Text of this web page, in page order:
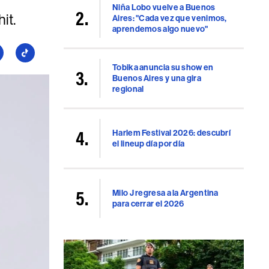
Seguí
Niña Lobo vuelve a Buenos
Aires: "Cada vez que venimos,
aprendemos algo nuevo"
Tobika anuncia su show en
Buenos Aires y una gira
regional
Harlem Festival 2026: descubrí
el lineup día por día
Milo J regresa a la Argentina
para cerrar el 2026